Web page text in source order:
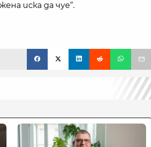
иска да чуе“.